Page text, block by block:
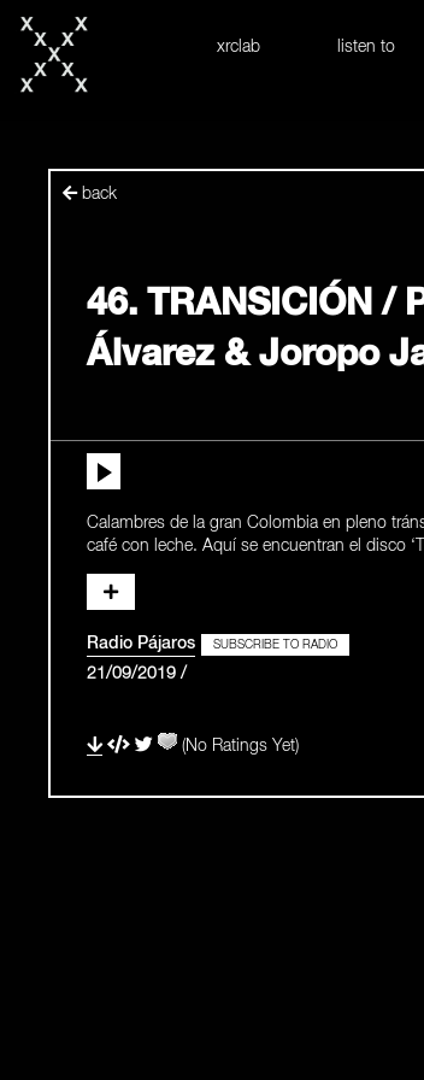
xrclab listen to
back
46. TRANSICIÓN /
Álvarez & Joropo
Calambres de la gran Colombia en pleno
café con leche. Aquí se encuentran el disco
Radio Pájaros SUBSCRIBE TO RADIO
21/09/2019 /
(No Ratings Yet)